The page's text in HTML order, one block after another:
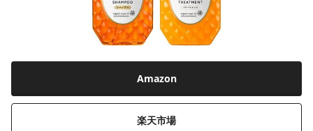
Amazon
楽天市場